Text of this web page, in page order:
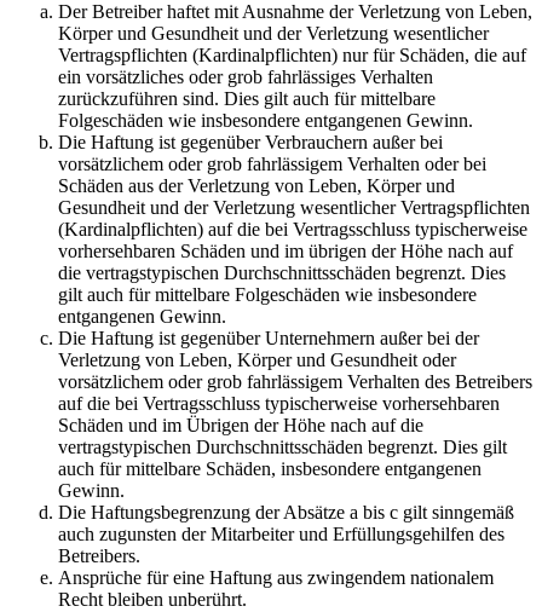
Der Betreiber haftet mit Ausnahme der Verletzung von Leben,
Körper und Gesundheit und der Verletzung wesentlicher
Vertragspflichten (Kardinalpflichten) nur für Schäden, die auf
ein vorsätzliches oder grob fahrlässiges Verhalten
zurückzuführen sind. Dies gilt auch für mittelbare
Folgeschäden wie insbesondere entgangenen Gewinn.
Die Haftung ist gegenüber Verbrauchern außer bei
vorsätzlichem oder grob fahrlässigem Verhalten oder bei
Schäden aus der Verletzung von Leben, Körper und
Gesundheit und der Verletzung wesentlicher Vertragspflichten
(Kardinalpflichten) auf die bei Vertragsschluss typischerweise
vorhersehbaren Schäden und im übrigen der Höhe nach auf
die vertragstypischen Durchschnittsschäden begrenzt. Dies
gilt auch für mittelbare Folgeschäden wie insbesondere
entgangenen Gewinn.
Die Haftung ist gegenüber Unternehmern außer bei der
Verletzung von Leben, Körper und Gesundheit oder
vorsätzlichem oder grob fahrlässigem Verhalten des Betreibers
auf die bei Vertragsschluss typischerweise vorhersehbaren
Schäden und im Übrigen der Höhe nach auf die
vertragstypischen Durchschnittsschäden begrenzt. Dies gilt
auch für mittelbare Schäden, insbesondere entgangenen
Gewinn.
Die Haftungsbegrenzung der Absätze a bis c gilt sinngemäß
auch zugunsten der Mitarbeiter und Erfüllungsgehilfen des
Betreibers.
Ansprüche für eine Haftung aus zwingendem nationalem
Recht bleiben unberührt.